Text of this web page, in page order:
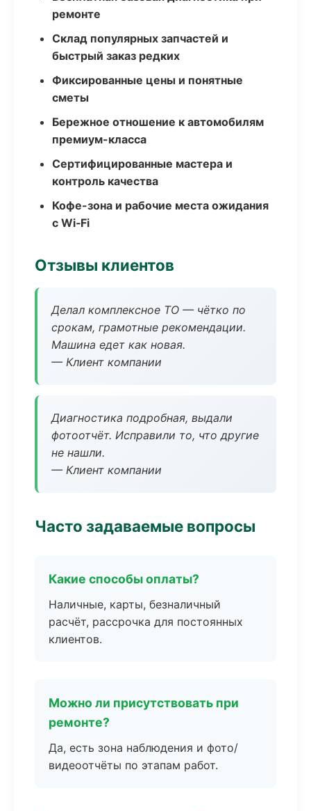
ремонте
Склад популярных запчастей и
быстрый заказ редких
Фиксированные цены и понятные
сметы
Бережное отношение к автомобилям
премиум-класса
Сертифицированные мастера и
контроль качества
Кофе-зона и рабочие места ожидания
с Wi‑Fi
Отзывы клиентов
Делал комплексное ТО — чётко по
срокам, грамотные рекомендации.
Машина едет как новая.
— Клиент компании
Диагностика подробная, выдали
фотоотчёт. Исправили то, что другие
не нашли.
— Клиент компании
Часто задаваемые вопросы
Какие способы оплаты?
Наличные, карты, безналичный
расчёт, рассрочка для постоянных
клиентов.
Можно ли присутствовать при
ремонте?
Да, есть зона наблюдения и фото/
видеоотчёты по этапам работ.